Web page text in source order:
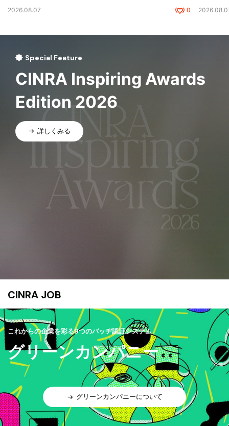
2026.08.07 0
Special Feature
CINRA Inspiring Awards
Edition 2026
詳しくみる
CINRA JOB
これからの企業を彩る9つのバッヂ認証システム
グリーンカンパニー
グリーンカンパニーについて